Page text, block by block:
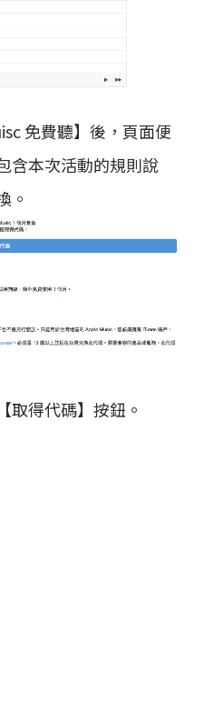
免費聽】後，頁面便
含本次活動的規則說
。
取得代碼】按鈕。